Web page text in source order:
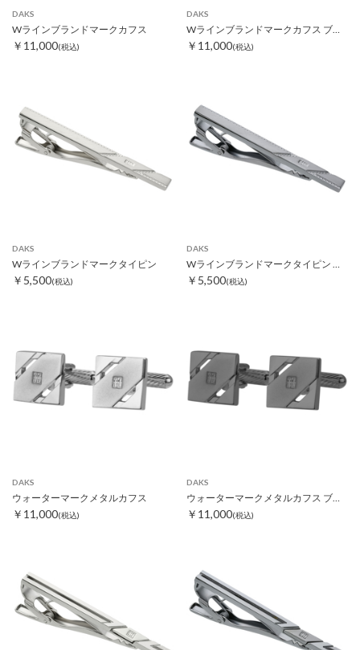
DAKS
Wラインブランドマークカフス
￥11,000(税込)
DAKS
Wラインブランドマークカフス ブラック
￥11,000(税込)
DAKS
Wラインブランドマークタイピン
￥5,500(税込)
DAKS
￥5,500(税込)
DAKS
ウォーターマークメタルカフス
￥11,000(税込)
DAKS
ウォーターマークメタルカフス ブラック
￥11,000(税込)